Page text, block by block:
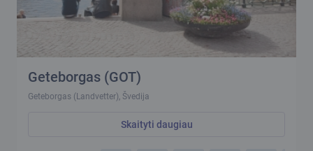
Geteborgas (GOT)
Geteborgas (Landvetter), Švedija
Skaityti daugiau